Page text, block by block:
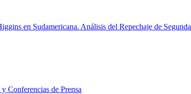
en Sudamericana. Análisis del Repechaje de Segunda
Conferencias de Prensa